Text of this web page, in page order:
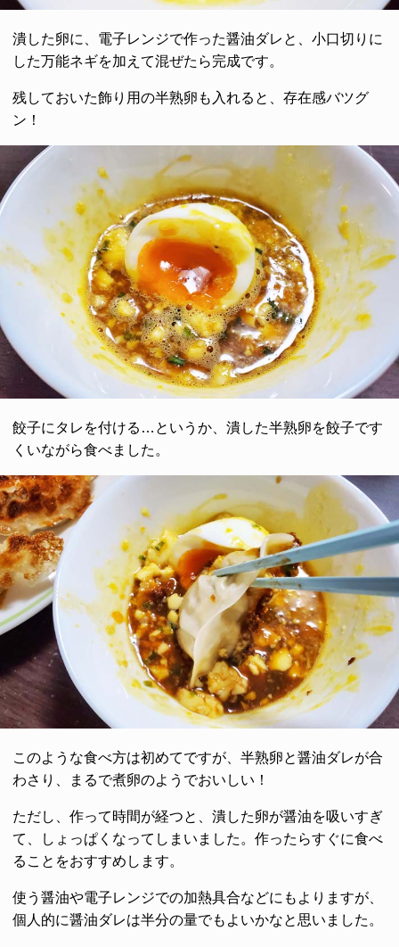
潰した卵に、電子レンジで作った醤油ダレと、小口切りに
した万能ネギを加えて混ぜたら完成です。
残しておいた飾り用の半熟卵も入れると、存在感バツグ
ン！
餃子にタレを付ける…というか、潰した半熟卵を餃子です
くいながら食べました。
このような食べ方は初めてですが、半熟卵と醤油ダレが合
わさり、まるで煮卵のようでおいしい！
ただし、作って時間が経つと、潰した卵が醤油を吸いすぎ
て、しょっぱくなってしまいました。作ったらすぐに食べ
ることをおすすめします。
使う醤油や電子レンジでの加熱具合などにもよりますが、
個人的に醤油ダレは半分の量でもよいかなと思いました。